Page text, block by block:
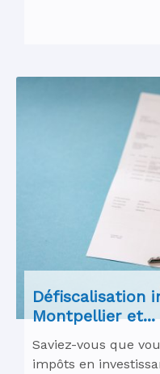
Défiscalisation
Montpellier et...
Saviez-vous que
impôts en